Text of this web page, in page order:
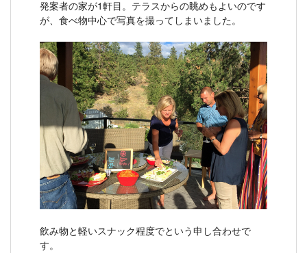
発案者の家が1軒目。テラスからの眺めもよいのです
が、食べ物中心で写真を撮ってしまいました。
飲み物と軽いスナック程度でという申し合わせで
す。